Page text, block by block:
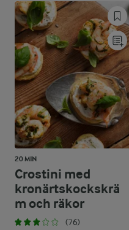
20 MIN
Crostini med
kronärtskockskrä
m och räkor
(76)